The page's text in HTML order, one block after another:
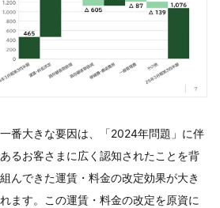
番大きな要因は、「2024年問題」に伴
るお客さまに広く認知されたことを背
んできた運賃・料金の改定効果が大き
ます。この運賃・料金の改定を原資に